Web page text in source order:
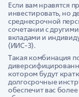
Если вам нравятся
инвестировать, но
среднесрочной
сочетании с
вкладами и
(ИИС-3).
Такая комбинация
котором будут
долгосрочные
обеспечит вас